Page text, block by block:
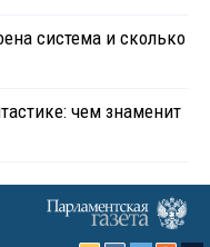
система и сколько
чем знаменит